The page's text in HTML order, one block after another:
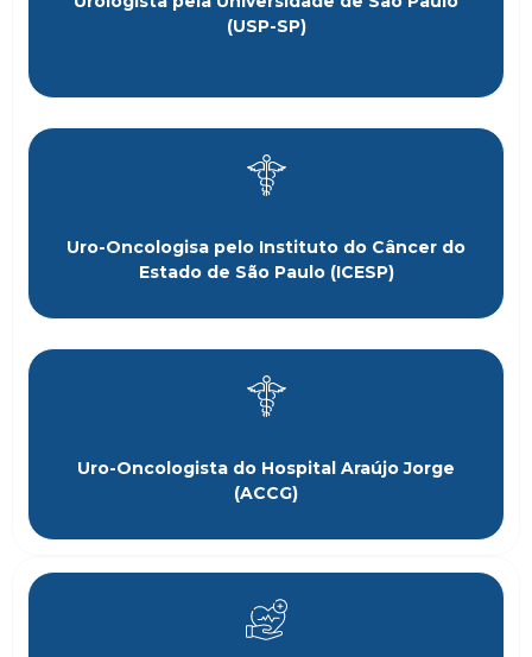
(USP-SP)
Uro-Oncologisa pelo Instituto do Câncer do
Estado de São Paulo (ICESP)
Uro-Oncologista do Hospital Araújo Jorge
(ACCG)